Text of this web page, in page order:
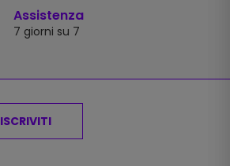
Assistenza
7 giorni su 7
ISCRIVITI